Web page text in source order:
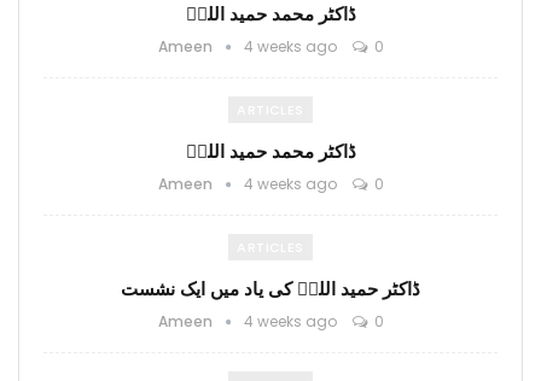
ڈاکٹر محمد حمید اللہؒ
Ameen 4 weeks ago 0
ڈاکٹر محمد حمید اللہؒ
Ameen 4 weeks ago 0
ڈاکٹر حمید اللہؒ کی یاد میں ایک نشست
Ameen 4 weeks ago 0